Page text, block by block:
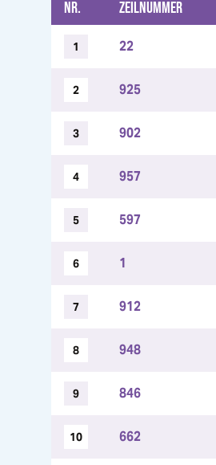
NR. ZEILNUMMER
1 22
2 925
3 902
4 957
5 597
6 1
7 912
8 948
9 846
10 662